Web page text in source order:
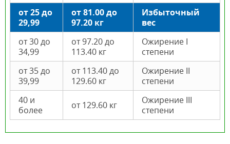
от 25 до
29,99
от 81.00 до
97.20 кг
Избыточный
вес
от 30 до
34,99
от 97.20 до
113.40 кг
Ожирение I
степени
от 35 до
39,99
от 113.40 до
129.60 кг
Ожирение II
степени
40 и
более
от 129.60 кг
Ожирение III
степени